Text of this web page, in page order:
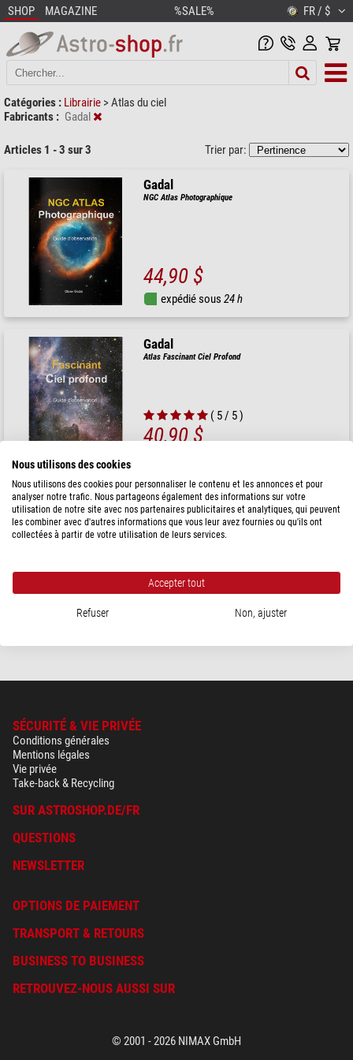
SHOP MAGAZINE %SALE% FR / $
Catégories : Librairie >Atlas du ciel
Fabricants : Gadal
Articles 1 - 3 sur 3 Trier par:
Gadal
NGC Atlas Photographique
44,90 $
expédié sous24 h
Gadal
Atlas Fascinant Ciel Profond
( 5 / 5 )
40,90 $
Gadal
Atlas Le Ciel profond pour débutant
18,90 $
24 h
SÉCURITÉ & VIE PRIVÉE
Conditions générales
Mentions légales
Vie privée
Take-back & Recycling
SUR ASTROSHOP.DE/FR
QUESTIONS
NEWSLETTER
OPTIONS DE PAIEMENT
TRANSPORT & RETOURS
BUSINESS TO BUSINESS
RETROUVEZ-NOUS AUSSI SUR
© 2001 - 2026 NIMAX GmbH
Nous utilisons des cookies
Nous utilisons des cookies pour personnaliser le contenu et les annonces et pour
analyser notre trafic. Nous partageons également des informations sur votre
utilisation de notre site avec nos partenaires publicitaires et analytiques, qui peuvent
les combiner avec d'autres informations que vous leur avez fournies ou qu'ils ont
collectées à partir de votre utilisation de leurs services.
Accepter tout
Refuser Non, ajuster